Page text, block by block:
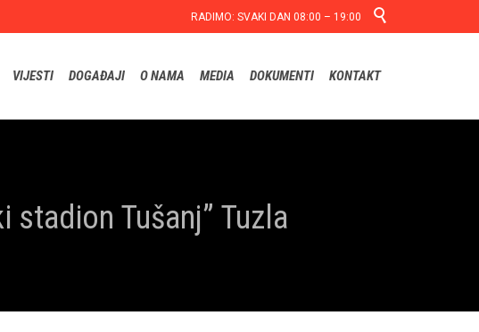
RADIMO: SVAKI DAN 08:00 – 19:00 
VIJESTI DOGAĐAJI O NAMA MEDIA DOKUMENTI KONTAKT
stadion Tušanj” Tuzla